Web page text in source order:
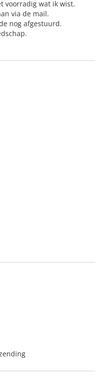
voorradig wat ik wist.
via de mail.
nog afgestuurd.